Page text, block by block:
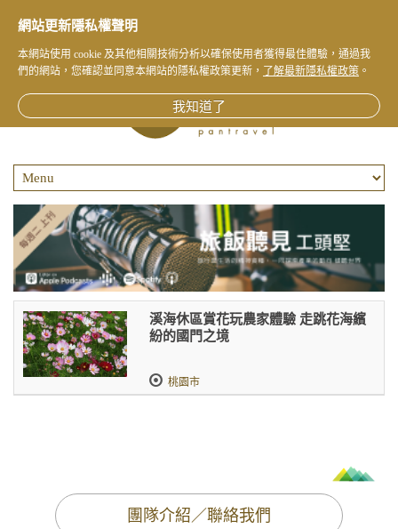
溪海休區賞花玩農家體驗 走跳花海繽
紛的國門之境
桃園市
團隊介紹／聯絡我們
網站更新隱私權聲明
本網站使用 cookie 及其他相關技術分析以確保使用者獲得最佳體驗，通過我
們的網站，您確認並同意本網站的隱私權政策更新，
了解最新隱私權政策 。
我知道了